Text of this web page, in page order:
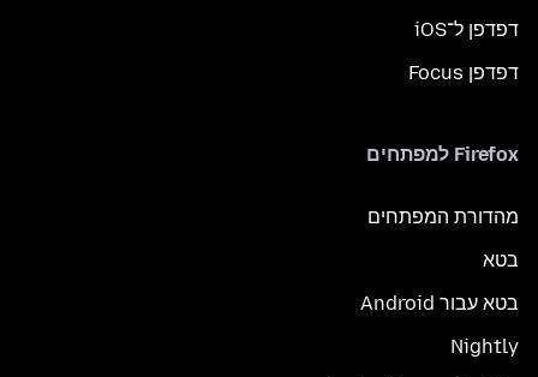
דפדפן ל־iOS
דפדפן Focus
Firefox למפתחים
מהדורת המפתחים
בטא
בטא עבור Android
Nightly